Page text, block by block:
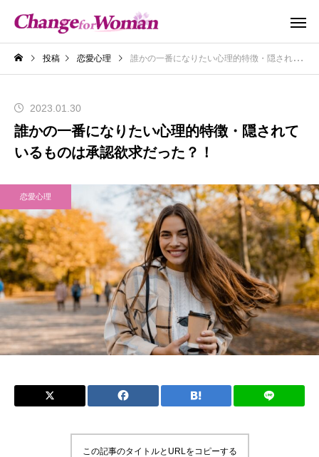
投稿 恋愛心理 誰かの一番になりたい心理的特徴・隠されているものは承認欲求だった？！
2023.01.30
誰かの一番になりたい心理的特徴・隠されて
いるものは承認欲求だった？！
恋愛心理
この記事のタイトルとURLをコピーする